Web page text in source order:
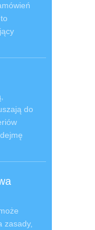
do
zasady,